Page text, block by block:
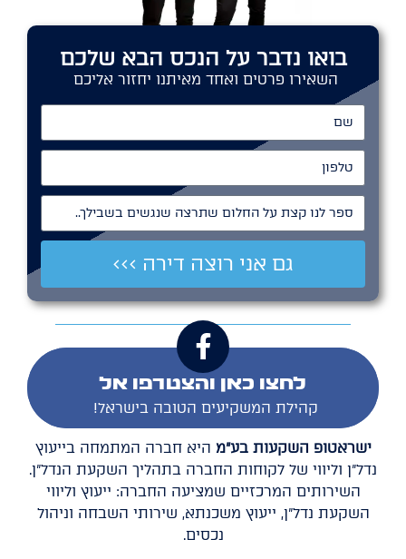
בואו נדבר על הנכס הבא שלכם
השאירו פרטים ואחד מאיתנו יחזור אליכם
שם
טלפון
ספר לנו קצת על החלום שתרצה שנגשים בשבילך..
גם אני רוצה דירה >>>
לחצו כאן והצטרפו אל
קהילת המשקיעים הטובה בישראל!
ישראטופ השקעות בע"מ היא חברה המתמחה בייעוץ
נדל"ן וליווי של לקוחות החברה בתהליך השקעת הנדל"ן.
השירותים המרכזיים שמציעה החברה: ייעוץ וליווי
השקעת נדל"ן, ייעוץ משכנתא, שירותי השבחה וניהול
נכסים.